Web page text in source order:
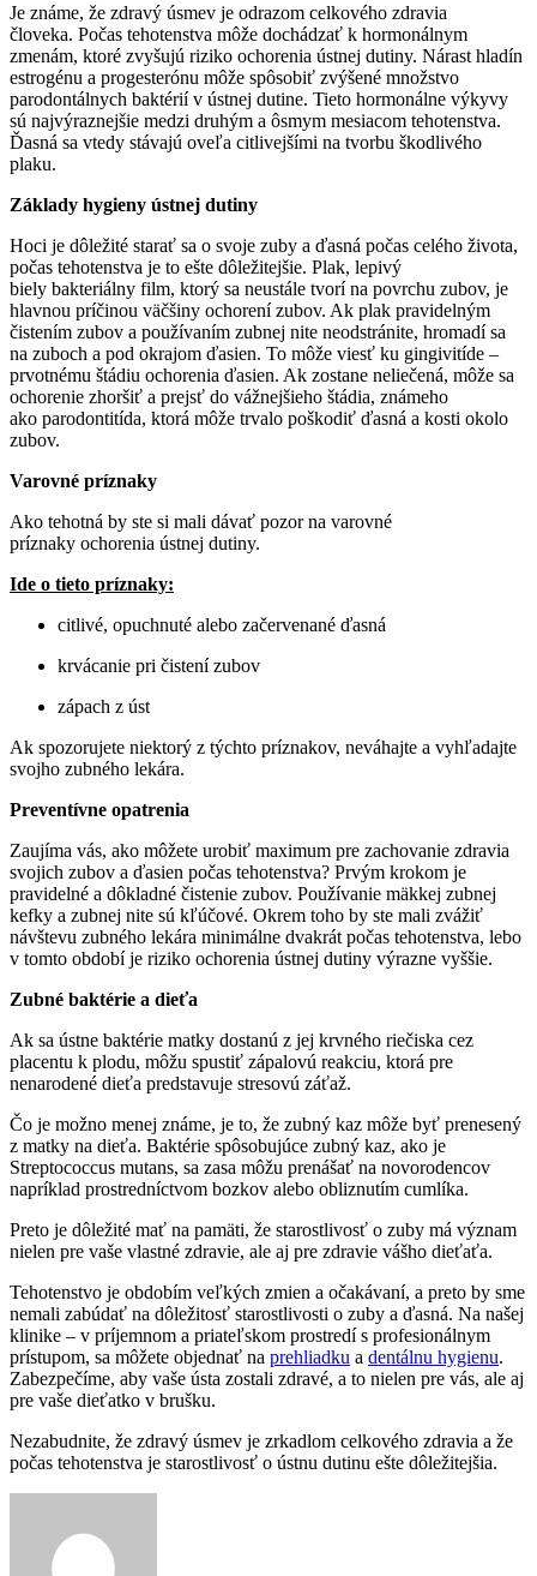
Je známe, že zdravý úsmev je odrazom celkového zdravia
človeka. Počas tehotenstva môže dochádzať k hormonálnym
zmenám, ktoré zvyšujú riziko ochorenia ústnej dutiny. Nárast hladín
estrogénu a progesterónu môže spôsobiť zvýšené množstvo
parodontálnych baktérií v ústnej dutine. Tieto hormonálne výkyvy
sú najvýraznejšie medzi druhým a ôsmym mesiacom tehotenstva.
Ďasná sa vtedy stávajú oveľa citlivejšími na tvorbu škodlivého
plaku.
Základy hygieny ústnej dutiny
Hoci je dôležité starať sa o svoje zuby a ďasná počas celého života,
počas tehotenstva je to ešte dôležitejšie. Plak, lepivý
biely bakteriálny film, ktorý sa neustále tvorí na povrchu zubov, je
hlavnou príčinou väčšiny ochorení zubov. Ak plak pravidelným
čistením zubov a používaním zubnej nite neodstránite, hromadí sa
na zuboch a pod okrajom ďasien. To môže viesť ku gingivitíde –
prvotnému štádiu ochorenia ďasien. Ak zostane neliečená, môže sa
ochorenie zhoršiť a prejsť do vážnejšieho štádia, známeho
ako parodontitída, ktorá môže trvalo poškodiť ďasná a kosti okolo
zubov.
Varovné príznaky
Ako tehotná by ste si mali dávať pozor na varovné
príznaky ochorenia ústnej dutiny.
Ide o tieto príznaky:
citlivé, opuchnuté alebo začervenané ďasná
krvácanie pri čistení zubov
zápach z úst
Ak spozorujete niektorý z týchto príznakov, neváhajte a vyhľadajte
svojho zubného lekára.
Preventívne opatrenia
Zaujíma vás, ako môžete urobiť maximum pre zachovanie zdravia
svojich zubov a ďasien počas tehotenstva? Prvým krokom je
pravidelné a dôkladné čistenie zubov. Používanie mäkkej zubnej
kefky a zubnej nite sú kľúčové. Okrem toho by ste mali zvážiť
návštevu zubného lekára minimálne dvakrát počas tehotenstva, lebo
v tomto období je riziko ochorenia ústnej dutiny výrazne vyššie.
Zubné baktérie a dieťa
Ak sa ústne baktérie matky dostanú z jej krvného riečiska cez
placentu k plodu, môžu spustiť zápalovú reakciu, ktorá pre
nenarodené dieťa predstavuje stresovú záťaž.
Čo je možno menej známe, je to, že zubný kaz môže byť prenesený
z matky na dieťa. Baktérie spôsobujúce zubný kaz, ako je
Streptococcus mutans, sa zasa môžu prenášať na novorodencov
napríklad prostredníctvom bozkov alebo obliznutím cumlíka.
Preto je dôležité mať na pamäti, že starostlivosť o zuby má význam
nielen pre vaše vlastné zdravie, ale aj pre zdravie vášho dieťaťa.
Tehotenstvo je obdobím veľkých zmien a očakávaní, a preto by sme
nemali zabúdať na dôležitosť starostlivosti o zuby a ďasná. Na našej
klinike – v príjemnom a priateľskom prostredí s profesionálnym
prístupom, sa môžete objednať na prehliadku a dentálnu hygienu.
Zabezpečíme, aby vaše ústa zostali zdravé, a to nielen pre vás, ale aj
pre vaše dieťatko v brušku.
Nezabudnite, že zdravý úsmev je zrkadlom celkového zdravia a že
počas tehotenstva je starostlivosť o ústnu dutinu ešte dôležitejšia.